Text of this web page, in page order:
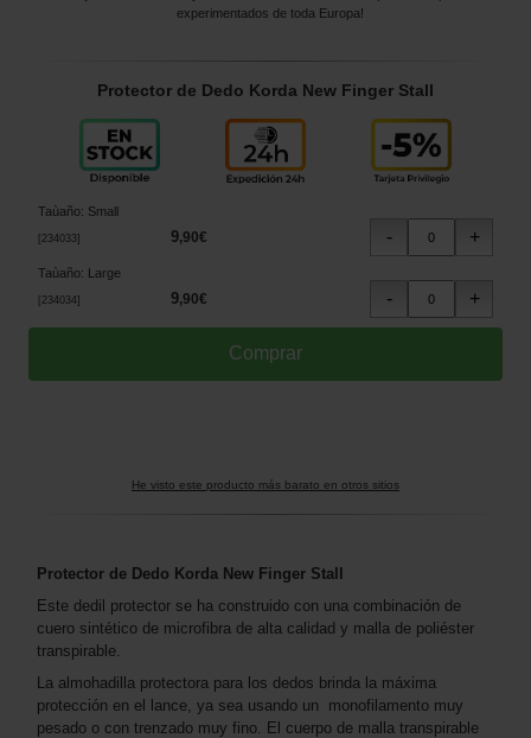
experimentados de toda Europa!
Protector de Dedo Korda New Finger Stall
Taùaño: Small
234033 ] 9,90€
Taùaño: Large
234034] 9,90€
He visto este producto más barato en otros sitios
Protector de Dedo Korda New Finger Stall
Este dedil protector se ha construido con una combinación de
cuero sintético de microfibra de alta calidad y malla de poliéster
transpirable.
La almohadilla protectora para los dedos brinda la máxima
protección en el lance, ya sea usando un monofilamento muy
pesado o con trenzado muy fino. El cuerpo de malla transpirable